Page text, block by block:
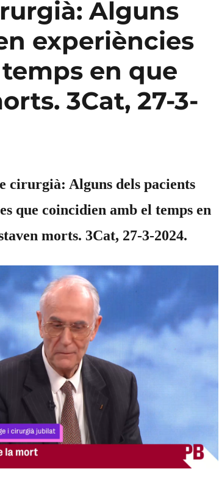
Alguns
experiències
en que
3Cat, 27-3-
cirurgià: Alguns dels pacients
que coincidien amb el temps en
morts. 3Cat, 27-3-2024.